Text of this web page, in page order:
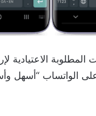
الاعتيادية
الواتساب “أسهل